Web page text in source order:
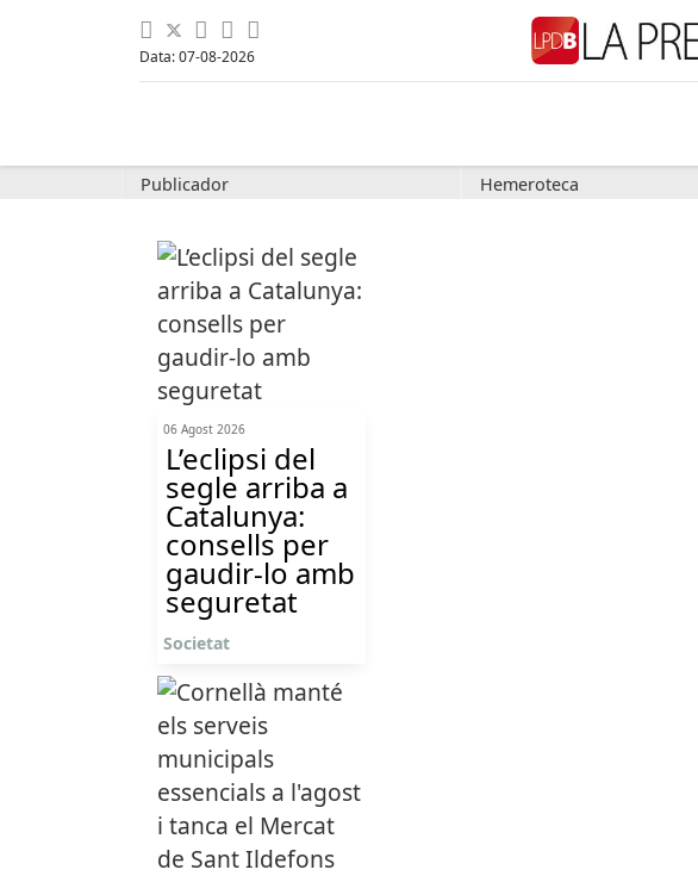
Data: 07-08-2026
Publicador Hemeroteca
06 Agost 2026
L’eclipsi del
segle arriba a
Catalunya:
consells per
gaudir-lo amb
seguretat
Societat